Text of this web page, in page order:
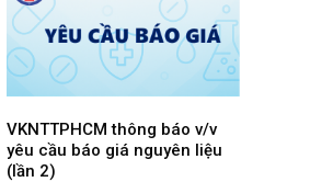
VKNTTPHCM thông báo v/v
yêu cầu báo giá nguyên liệu
(lần 2)